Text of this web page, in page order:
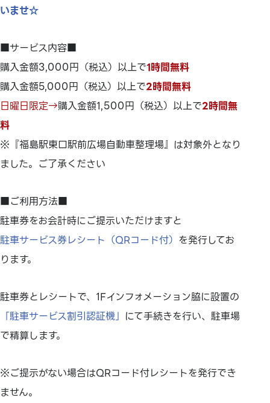
いませ☆
■サービス内容■
購入金額3,000円（税込）以上で1時間無料
購入金額5,000円（税込）以上で2時間無料
日曜日限定→購入金額1,500円（税込）以上で2時間無
料
※『福島駅東口駅前広場自動車整理場』は対象外となり
ました。ご了承ください
■ご利用方法■
駐車券をお会計時にご提示いただけますと
駐車サービス券レシート（QRコード付） を発行してお
ります。
駐車券とレシートで、1Fインフォメーション脇に設置の
「駐車サービス割引認証機」 にて手続きを行い、駐車場
で精算します。
※ご提示がない場合はQRコード付レシートを発行でき
ません。